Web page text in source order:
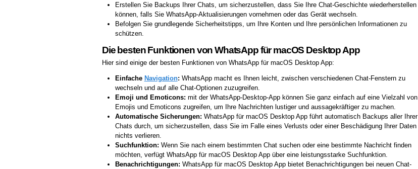
Erstellen Sie Backups Ihrer Chats, um sicherzustellen, dass Sie Ihre Chat-Geschichte wiederherstellen
können, falls Sie WhatsApp-Aktualisierungen vornehmen oder das Gerät wechseln.
Befolgen Sie grundlegende Sicherheitstipps, um Ihre Konten und Ihre persönlichen Informationen zu
schützen.
Die besten Funktionen von WhatsApp für macOS Desktop App
Hier sind einige der besten Funktionen von WhatsApp für macOS Desktop App:
Einfache Navigation: WhatsApp macht es Ihnen leicht, zwischen verschiedenen Chat-Fenstern zu
wechseln und auf alle Chat-Optionen zuzugreifen.
Emoji und Emoticons: mit der WhatsApp-Desktop-App können Sie ganz einfach auf eine Vielzahl von
Emojis und Emoticons zugreifen, um Ihre Nachrichten lustiger und aussagekräftiger zu machen.
Automatische Sicherungen: WhatsApp für macOS Desktop App führt automatisch Backups aller Ihrer
Chats durch, um sicherzustellen, dass Sie im Falle eines Verlusts oder einer Beschädigung Ihrer Daten
nichts verlieren.
Suchfunktion: Wenn Sie nach einem bestimmten Chat suchen oder eine bestimmte Nachricht finden
möchten, verfügt WhatsApp für macOS Desktop App über eine leistungsstarke Suchfunktion.
Benachrichtigungen: WhatsApp für macOS Desktop App bietet Benachrichtigungen bei neuen Chat-